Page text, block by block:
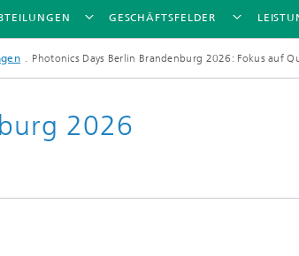
GESCHÄFTSFELDER
Photonics Days Berlin Brandenburg 2026: Fokus auf
2026